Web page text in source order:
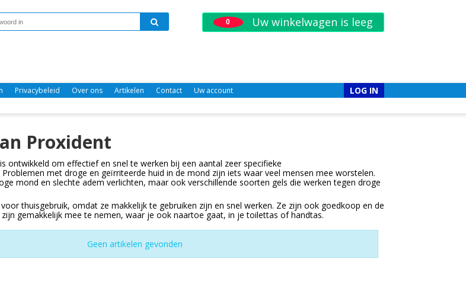
0 Uw winkelwagen is leeg
Privacybeleid Over ons Artikelen Contact Uw account LOG IN
Proxident
ontwikkeld om effectief en snel te werken bij een aantal zeer specifieke
met droge en geïrriteerde huid in de mond zijn iets waar veel mensen mee worstelen.
mond en slechte adem verlichten, maar ook verschillende soorten gels die werken tegen droge
thuisgebruik, omdat ze makkelijk te gebruiken zijn en snel werken. Ze zijn ook goedkoop en de
gemakkelijk mee te nemen, waar je ook naartoe gaat, in je toilettas of handtas.
Geen artikelen gevonden